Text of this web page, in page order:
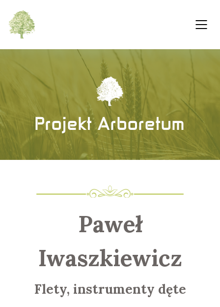
Projekt Arboretum
Paweł
Iwaszkiewicz
Flety, instrumenty dęte